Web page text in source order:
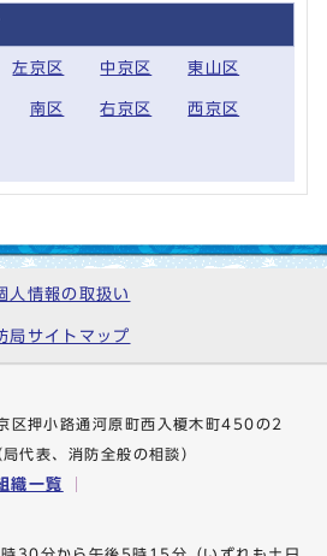
左京区 中京区 東山区
南区 右京区 西京区
人情報の取扱い
局サイトマップ
押小路通河原町西入榎木町450の2
局代表、消防全般の相談）
織一覧